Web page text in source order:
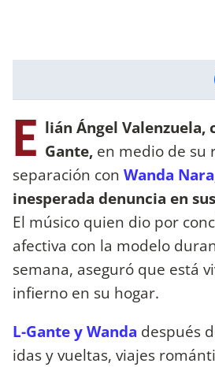
E lián Ángel Valenzuela,
Gante, en medio de su
separación con Wanda Nara
inesperada denuncia en
El músico quien dio por
afectiva con la modelo
semana, aseguró que está
infierno en su hogar.
L-Gante y Wanda después
idas y vueltas, viajes